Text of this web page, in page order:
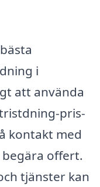
i
att använda
pris-
kontakt med
offert.
tjänster kan